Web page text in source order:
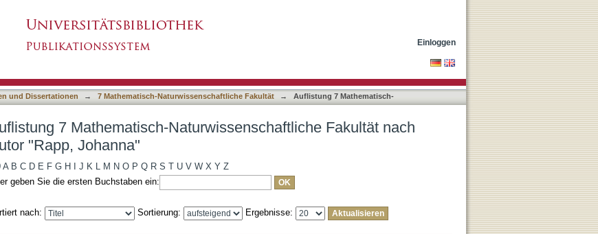
Einloggen
und Dissertationen → 7 Mathematisch-Naturwissenschaftliche Fakultät →
Auflistung 7 Mathematisch-
7 Mathematisch-Naturwissenschaftliche Fakultät nach
"Rapp, Johanna"
A B C D E F G H J K L M N O P Q R S T U V W X Y Z
geben Sie die ersten Buchstaben ein:
nach: Sortierung: Ergebnisse: